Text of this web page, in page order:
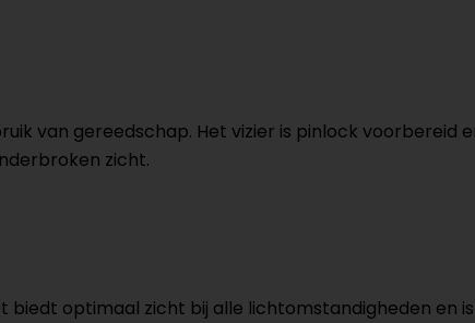
van gereedschap. Het vizier is pinlock voorbereid
zicht.
biedt optimaal zicht bij alle lichtomstandigheden en